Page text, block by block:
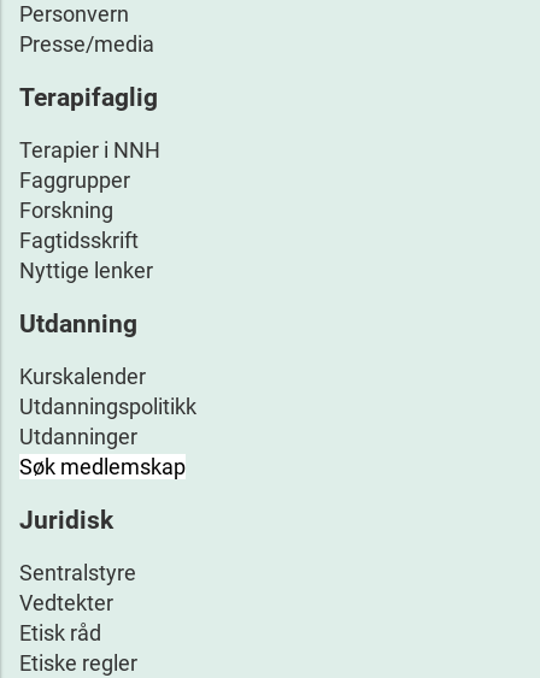
Personvern
Presse/media
Terapifaglig
Terapier i NNH
Faggrupper
Forskning
Fagtidsskrift
Nyttige lenker
Utdanning
Kurskalender
Utdanningspolitikk
Utdanninger
Søk medlemskap
Juridisk
Sentralstyre
Vedtekter
Etisk råd
Etiske regler